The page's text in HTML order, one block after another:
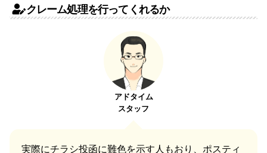
クレーム処理を行ってくれるか
実際にチラシ投函に難色を示す人もおり、ポスティ
アドタイム
スタッフ